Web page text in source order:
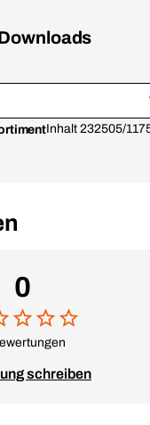
Inhalt 232505/
0
schreiben